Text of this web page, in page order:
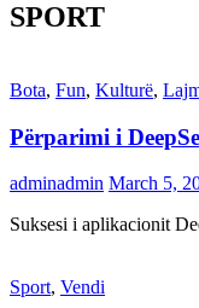
SPORT
Bota, Fun, Kulturë,
Përparimi i
adminadmin March 5,
Suksesi i aplikacionit
Sport, Vendi